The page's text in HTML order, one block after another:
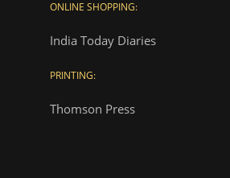
ONLINE SHOPPING:
India Today Diaries
PRINTING:
Thomson Press